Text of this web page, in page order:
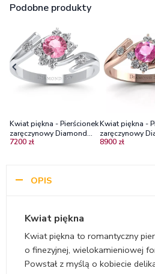
Podobne produkty
Kwiat piękna - Pierścionek
zaręczynowy Diamond
Sky z białego złota z
7200 zł
Kwiat piękna -
zaręczynowy
Sky z różowego
8900 zł
OPIS
Kwiat piękna
Kwiat piękna to romantyczny
o finezyjnej, wielokamieniowej
Powstał z myślą o kobiecie